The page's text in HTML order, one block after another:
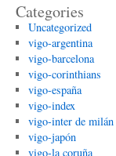
Categories
Uncategorized
vigo-argentina
vigo-barcelona
vigo-corinthians
vigo-españa
vigo-index
vigo-inter de milán
vigo-japón
vigo-la coruña